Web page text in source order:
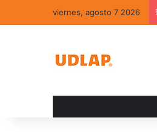
viernes, agosto 7 2026